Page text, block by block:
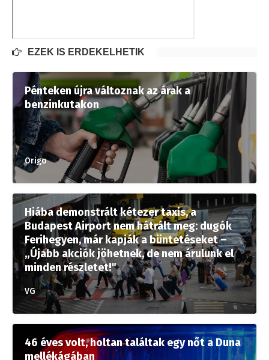
EZEK IS ÉRDEKELHETIK
Pénteken újra változnak az árak a
benzinkutakon
Origo
Hiába demonstrált kétezer taxis, a
Budapest Airport nem hátrált meg: dugók
Ferihegyen, már kapják a büntetéseket –
„Újabb akciók jöhetnek, de nem árulunk el
minden részletet!"
VG
46 éves volt, holtan találtak egy nőt a Duna
mellékágában